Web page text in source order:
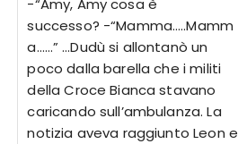
-“Amy, Amy cosa è
successo? -“Mamma…..Mamm
a……” …Dudù si allontanò un
poco dalla barella che i militi
della Croce Bianca stavano
caricando sull’ambulanza. La
notizia aveva raggiunto Leon e